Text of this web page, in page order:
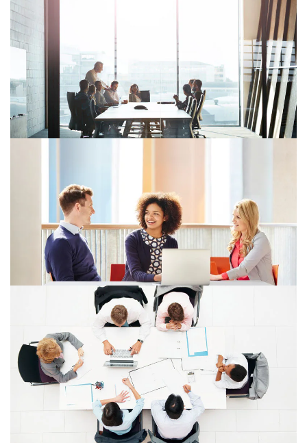
Na znižovanie emisií sú odpoveďou
elektromobily
V dnešnej dobe patrí elektrifikácia cestnej dopravy
medzi najefektívnejšie riešenia vedúce k podstatnému
zníženiu emisií.
Investori považujú technologický
sektor za hlavný motor rastu
Investori jednoznačne považujú technologický sektor za
hlavný motor rastu, ukázal globálny prieskum PwC
5 mýtov o elektronických faktúrach
Od januára 2027 čaká slovenských podnikateľov, firmy
aj živnostníkov zásadná zmena, a to povinné zavedenie
elektronickej fakturácie.